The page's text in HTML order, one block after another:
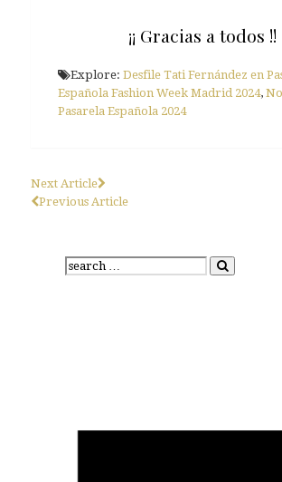
¡¡ Gracias a todos !!
Explore: Desfile Tati Fernández en
Española Fashion Week Madrid 2024,
Pasarela Española 2024
Next Article
Previous Article